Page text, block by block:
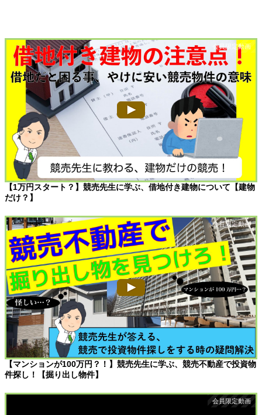
【1万円スタート？】競売先生に学ぶ、借地付き建物について【建物
だけ？】
【マンションが100万円？！】競売先生に学ぶ、競売不動産で投資物
件探し！【掘り出し物件】